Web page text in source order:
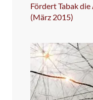
Fördert Tabak
(März 2015)